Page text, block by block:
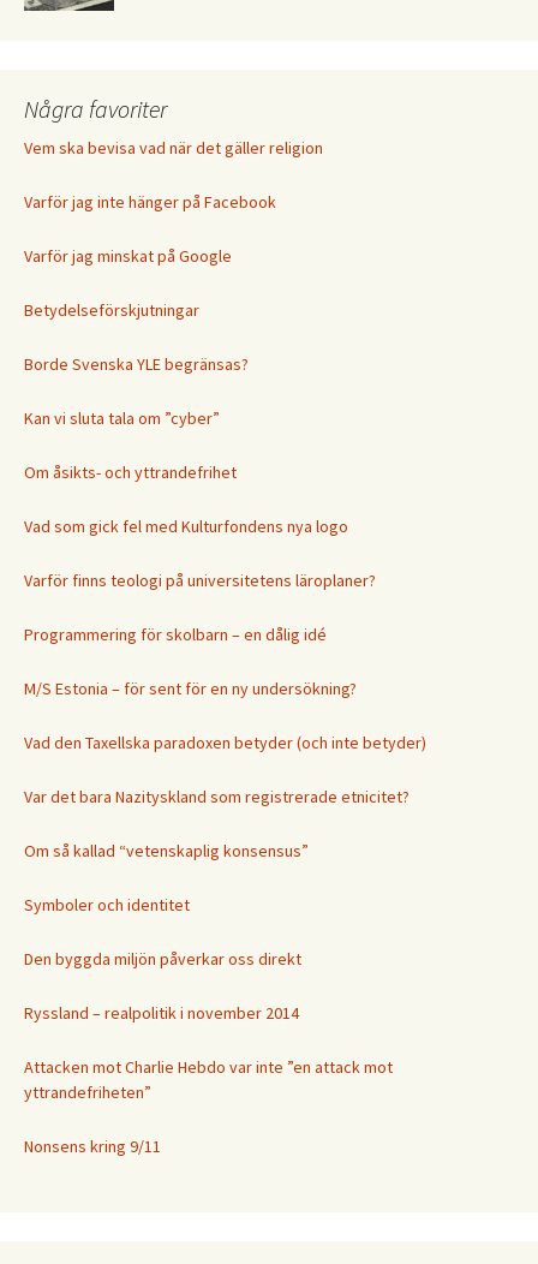
Några favoriter
Vem ska bevisa vad när det gäller religion
Varför jag inte hänger på Facebook
Varför jag minskat på Google
Betydelseförskjutningar
Borde Svenska YLE begränsas?
Kan vi sluta tala om ”cyber”
Om åsikts- och yttrandefrihet
Vad som gick fel med Kulturfondens nya logo
Varför finns teologi på universitetens läroplaner?
Programmering för skolbarn – en dålig idé
M/S Estonia – för sent för en ny undersökning?
Vad den Taxellska paradoxen betyder (och inte betyder)
Var det bara Nazityskland som registrerade etnicitet?
Om så kallad “vetenskaplig konsensus”
Symboler och identitet
Den byggda miljön påverkar oss direkt
Ryssland – realpolitik i november 2014
Attacken mot Charlie Hebdo var inte ”en attack mot
yttrandefriheten”
Nonsens kring 9/11